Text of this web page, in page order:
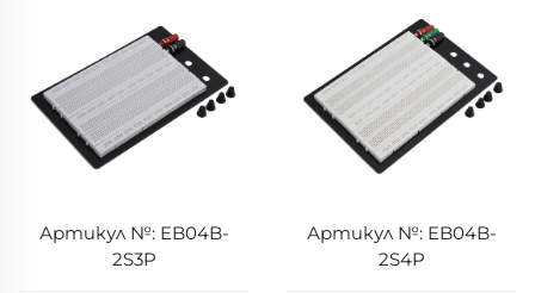
Артикул №: EB04B-
2S3P
Артикул №: EB04B-
2S4P